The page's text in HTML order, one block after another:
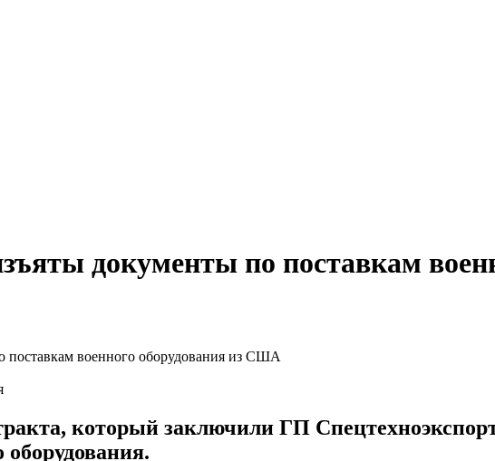
документы по поставкам
который заключили ГП
оборудования.